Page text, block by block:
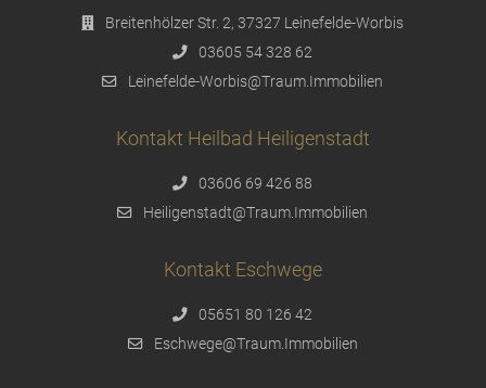
Breitenhölzer Str. 2, 37327 Leinefelde-Worbis
03605 54 328 62
Leinefelde-Worbis@Traum.Immobilien
Kontakt Heilbad Heiligenstadt
03606 69 426 88
Heiligenstadt@Traum.Immobilien
Kontakt Eschwege
05651 80 126 42
Eschwege@Traum.Immobilien